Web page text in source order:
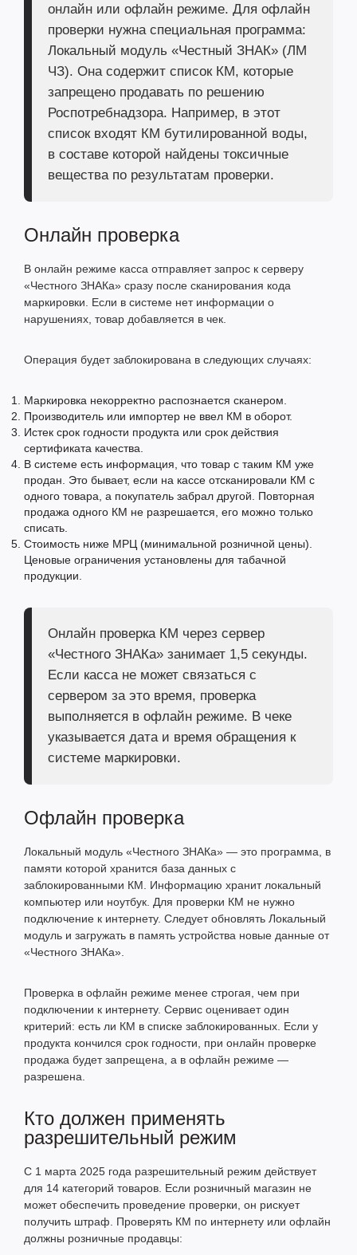
онлайн или офлайн режиме. Для офлайн
проверки нужна специальная программа:
Локальный модуль «Честный ЗНАК» (ЛМ
ЧЗ). Она содержит список КМ, которые
запрещено продавать по решению
Роспотребнадзора. Например, в этот
список входят КМ бутилированной воды,
в составе которой найдены токсичные
вещества по результатам проверки.
Онлайн проверка
В онлайн режиме касса отправляет запрос к серверу
«Честного ЗНАКа» сразу после сканирования кода
маркировки. Если в системе нет информации о
нарушениях, товар добавляется в чек.
Операция будет заблокирована в следующих случаях:
Маркировка некорректно распознается сканером.
Производитель или импортер не ввел КМ в оборот.
Истек срок годности продукта или срок действия
сертификата качества.
В системе есть информация, что товар с таким КМ уже
продан. Это бывает, если на кассе отсканировали КМ с
одного товара, а покупатель забрал другой. Повторная
продажа одного КМ не разрешается, его можно только
списать.
Стоимость ниже МРЦ (минимальной розничной цены).
Ценовые ограничения установлены для табачной
продукции.
Онлайн проверка КМ через сервер
«Честного ЗНАКа» занимает 1,5 секунды.
Если касса не может связаться с
сервером за это время, проверка
выполняется в офлайн режиме. В чеке
указывается дата и время обращения к
системе маркировки.
Офлайн проверка
Локальный модуль «Честного ЗНАКа» — это программа, в
памяти которой хранится база данных с
заблокированными КМ. Информацию хранит локальный
компьютер или ноутбук. Для проверки КМ не нужно
подключение к интернету. Следует обновлять Локальный
модуль и загружать в память устройства новые данные от
«Честного ЗНАКа».
Проверка в офлайн режиме менее строгая, чем при
подключении к интернету. Сервис оценивает один
критерий: есть ли КМ в списке заблокированных. Если у
продукта кончился срок годности, при онлайн проверке
продажа будет запрещена, а в офлайн режиме —
разрешена.
Кто должен применять
разрешительный режим
С 1 марта 2025 года разрешительный режим действует
для 14 категорий товаров. Если розничный магазин не
может обеспечить проведение проверки, он рискует
получить штраф. Проверять КМ по интернету или офлайн
должны розничные продавцы: